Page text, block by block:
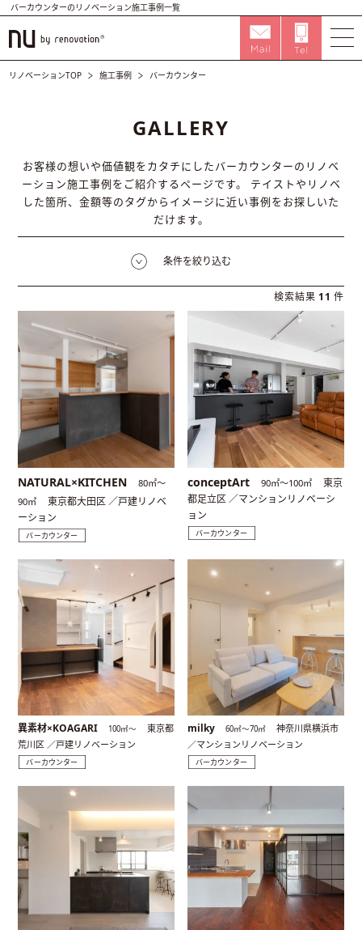
バーカウンターのリノベーション施工事例一覧
リノベーションTOP 施工事例 バーカウンター
GALLERY
お客様の想いや価値観をカタチにしたバーカウンターのリノベ
ーション施工事例をご紹介するページです。
テイストやリノベ
した箇所、金額等のタグからイメージに近い事例をお探しいた
だけます。
条件を絞り込む
検索結果 11 件
NATURAL×KITCHEN
80㎡〜
90㎡
東京都大田区 ／戸建リノベ
ーション
バーカウンター
conceptArt 90㎡〜100㎡
東京
都足立区 ／マンションリノベーシ
ョン
バーカウンター
異素材×KOAGARI 100㎡〜
東京都
荒川区 ／戸建リノベーション
バーカウンター
milky 60㎡〜70㎡
神奈川県横浜市
／マンションリノベーション
バーカウンター